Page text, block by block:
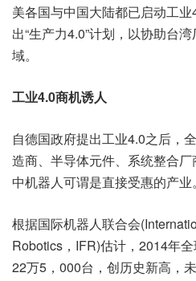
美各国与中国大陆都已启动工
出“生产力4.0”计划，以协助台
域。
工业4.0商机诱人
自德国政府提出工业4.0之后，
造商、半导体元件、系统整合
中机器人可谓是直接受惠的产业。
根据国际机器人联合会
Robotics，IFR)估计，2014年
22万5，000台，创历史新高，